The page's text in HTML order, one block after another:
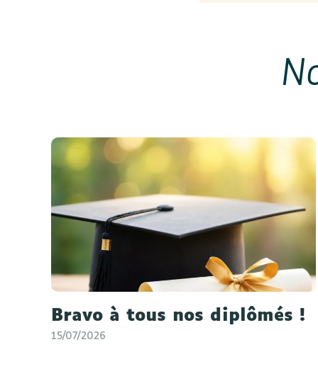
Bravo à tous nos diplômés !
15/07/2026